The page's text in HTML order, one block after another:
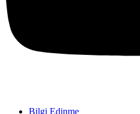
Bilgi Edinme